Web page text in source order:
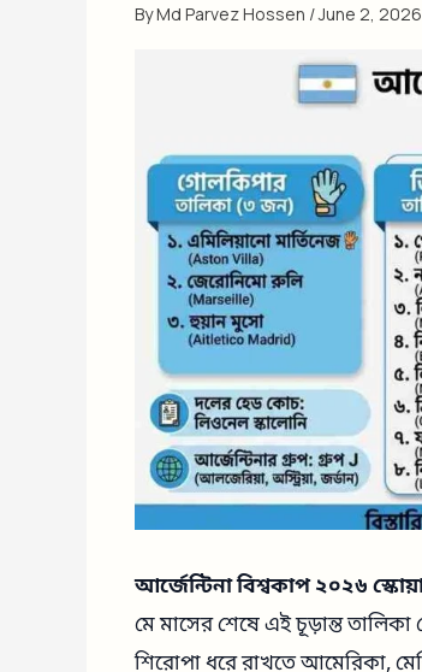
ByMd Parvez Hossen /June 2, 2026
আর্জেন্টিনা বিশ্বকাপ ২০২৬
মে মাসের শেষে এই চূড়ান্ত
শিরোপা ধরে রাখতে আমেরিকা,